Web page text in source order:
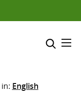
l’emplacement
English